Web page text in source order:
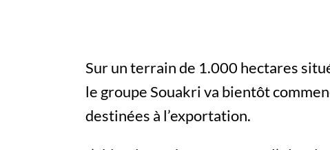
Sur un terrain de 1.000 hectares
le groupe Souakri va bientôt
destinées à l’exportation.